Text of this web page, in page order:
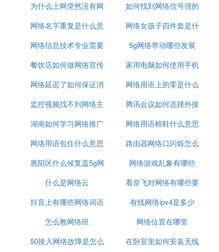
读
什么
为什么上网突然没有网
络了
如何找到网络信号强的
人
网络名字重复是什么意
思
网络女孩子四件套是什
么意思
网络信息技术专业需要
什么电脑
5g网络带动哪些发展
餐饮店如何做网络宣传
家用电脑如何使用手机
网络
网络延迟了如何保证消
息有序
网络用语上的零是什么
意思
监控视频找不到网络主
机什么意思
腾讯会议如何选择外接
网络摄像头
湖南如何学习网络推广
网络用语棉鞋什么意思
网络用语包住什么意思
路由器网络口闪烁怎么
弄
惠阳区什么候复盖5g网
络
网络游戏乱象有哪些
什么是网络云
看奈飞对网络有哪些要
求
抖音上有哪些网络词语
有线网络ipv4是多少
怎么教网络班
网络位置在哪里
50接入网络故障是怎么
在卧室里如何安装无线